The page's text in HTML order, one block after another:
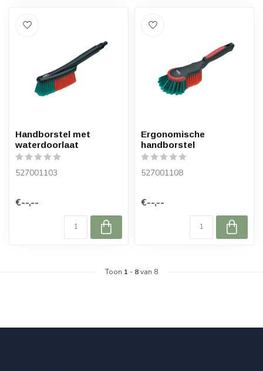
Handborstel met
waterdoorlaat
527001103
€--,--
Ergonomische
handborstel
527001108
€--,--
Toon 1 - 8van 8